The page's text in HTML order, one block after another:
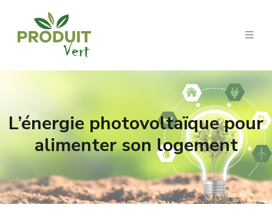
L’énergie photovoltaïque pour
alimenter son logement